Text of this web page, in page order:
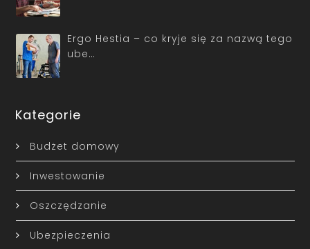
Ergo Hestia – co kryje się za nazwą tego
ube…
Kategorie
Budżet domowy
Inwestowanie
Oszczędzanie
Ubezpieczenia